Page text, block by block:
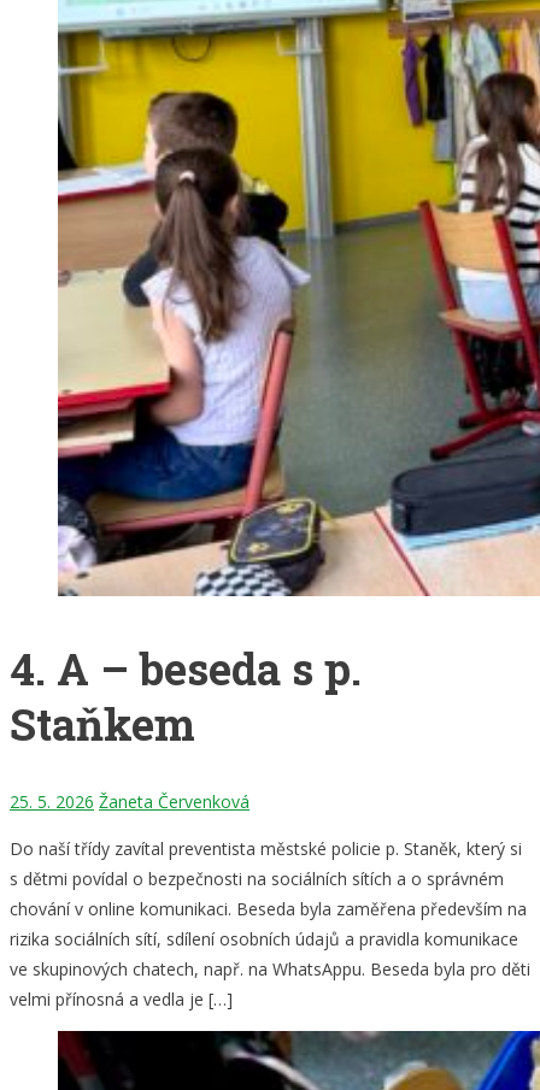
4. A – beseda s p.
Staňkem
25. 5. 2026 Žaneta Červenková
Do naší třídy zavítal preventista městské policie p. Staněk, který si
s dětmi povídal o bezpečnosti na sociálních sítích a o správném
chování v online komunikaci. Beseda byla zaměřena především na
rizika sociálních sítí, sdílení osobních údajů a pravidla komunikace
ve skupinových chatech, např. na WhatsAppu. Beseda byla pro děti
velmi přínosná a vedla je […]